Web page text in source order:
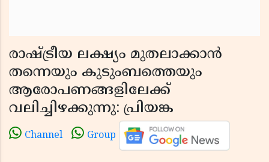
രാഷ്ട്രീയ ലക്ഷ്യം മുതലാക്കാന്‍
തന്നെയും കുടുംബത്തെയും
ആരോപണങ്ങളിലേക്ക്
വലിച്ചിഴക്കുന്നു: പ്രിയങ്ക
Channel Group